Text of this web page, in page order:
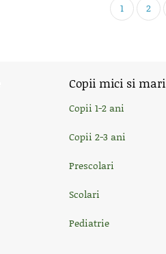
1 2
Copii mici si mari
Copii 1-2 ani
Copii 2-3 ani
Prescolari
Scolari
Pediatrie